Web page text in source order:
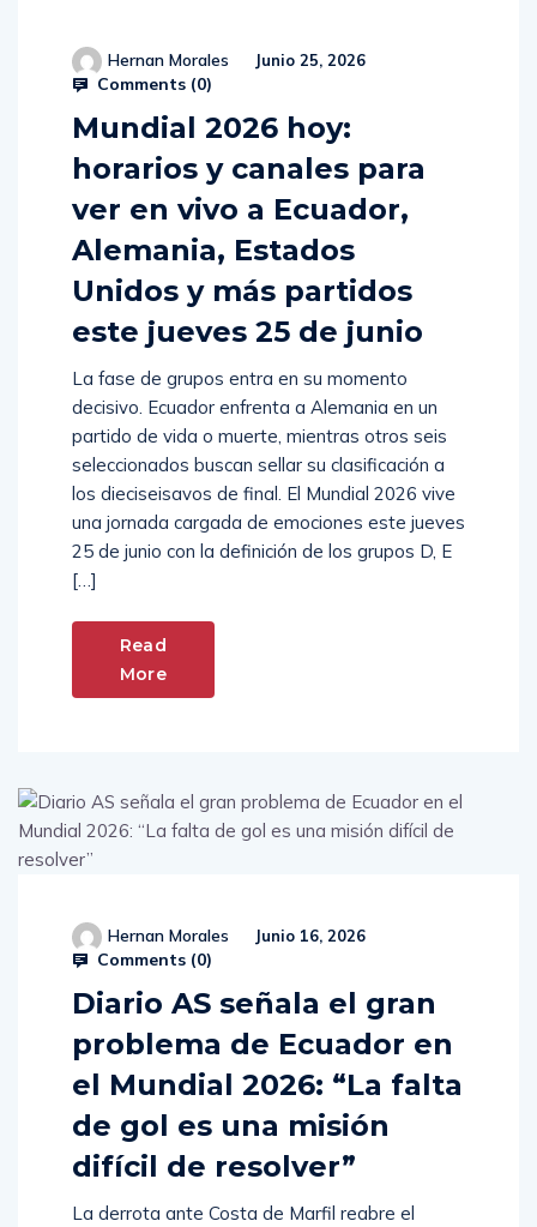
Hernan Morales Junio 25, 2026
Comments (0)
Mundial 2026 hoy:
horarios y canales para
ver en vivo a Ecuador,
Alemania, Estados
Unidos y más partidos
este jueves 25 de junio
La fase de grupos entra en su momento
decisivo. Ecuador enfrenta a Alemania en un
partido de vida o muerte, mientras otros seis
seleccionados buscan sellar su clasificación a
los dieciseisavos de final. El Mundial 2026 vive
una jornada cargada de emociones este jueves
25 de junio con la definición de los grupos D, E
[…]
Read
More
Hernan Morales Junio 16, 2026
Comments (0)
Diario AS señala el gran
problema de Ecuador en
el Mundial 2026: “La falta
de gol es una misión
difícil de resolver”
La derrota ante Costa de Marfil reabre el